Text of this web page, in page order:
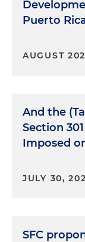
Puerto
AUGUST
And the
Section
Imposed
JULY 30,
SFC